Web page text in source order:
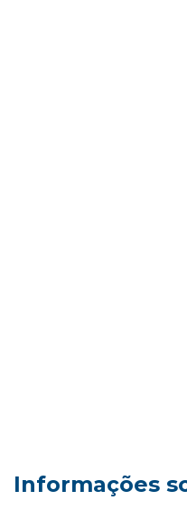
Informações